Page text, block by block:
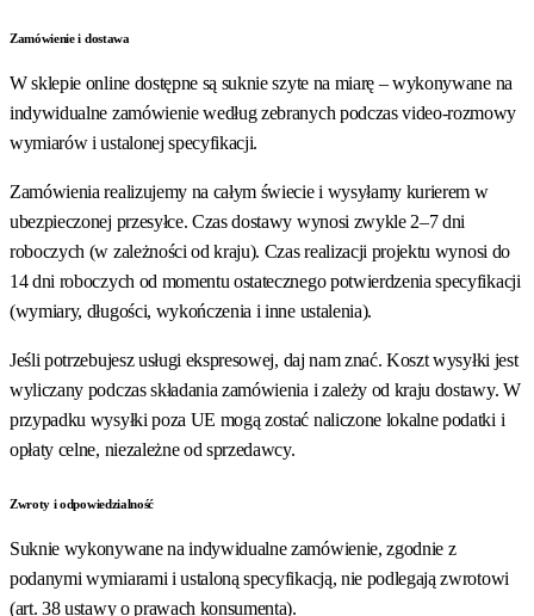
Zamówienie i dostawa
W sklepie online dostępne są suknie szyte na miarę – wykonywane na
indywidualne zamówienie według zebranych podczas video-rozmowy
wymiarów i ustalonej specyfikacji.
Zamówienia realizujemy na całym świecie i wysyłamy kurierem w
ubezpieczonej przesyłce. Czas dostawy wynosi zwykle 2–7 dni
roboczych (w zależności od kraju). Czas realizacji projektu wynosi do
14 dni roboczych od momentu ostatecznego potwierdzenia specyfikacji
(wymiary, długości, wykończenia i inne ustalenia).
Jeśli potrzebujesz usługi ekspresowej, daj nam znać. Koszt wysyłki jest
wyliczany podczas składania zamówienia i zależy od kraju dostawy. W
przypadku wysyłki poza UE mogą zostać naliczone lokalne podatki i
opłaty celne, niezależne od sprzedawcy.
Zwroty i odpowiedzialność
Suknie wykonywane na indywidualne zamówienie, zgodnie z
podanymi wymiarami i ustaloną specyfikacją, nie podlegają zwrotowi
(art. 38 ustawy o prawach konsumenta).